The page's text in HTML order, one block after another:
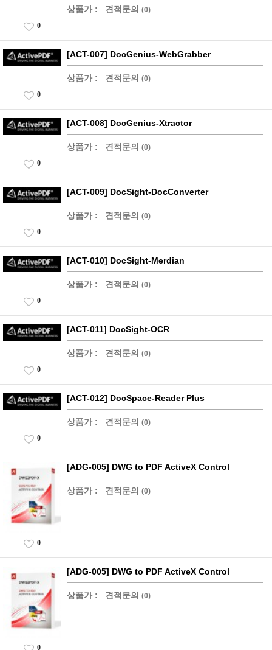
상품가 : 견적문의 (0)
0
[ACT-007] DocGenius-WebGrabber
상품가 : 견적문의 (0)
0
[ACT-008] DocGenius-Xtractor
상품가 : 견적문의 (0)
0
[ACT-009] DocSight-DocConverter
상품가 : 견적문의 (0)
0
[ACT-010] DocSight-Merdian
상품가 : 견적문의 (0)
0
[ACT-011] DocSight-OCR
상품가 : 견적문의 (0)
0
[ACT-012] DocSpace-Reader Plus
상품가 : 견적문의 (0)
0
[ADG-005] DWG to PDF ActiveX Control
상품가 : 견적문의 (0)
0
[ADG-005] DWG to PDF ActiveX Control
상품가 : 견적문의 (0)
0